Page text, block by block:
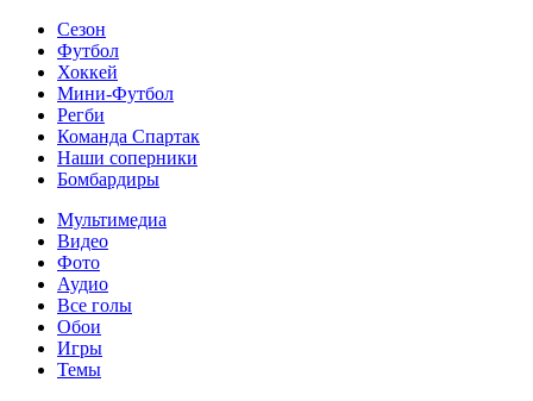
Сезон
Футбол
Хоккей
Мини-Футбол
Регби
Команда Спартак
Наши соперники
Бомбардиры
Мультимедиа
Видео
Фото
Аудио
Все голы
Обои
Игры
Темы